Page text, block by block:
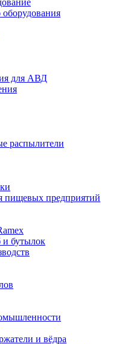
для АВД
распылители
пищевых предприятий
и бутылок
и вёдра